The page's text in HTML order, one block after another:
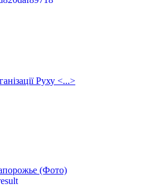
Руху <...>
(Фото)